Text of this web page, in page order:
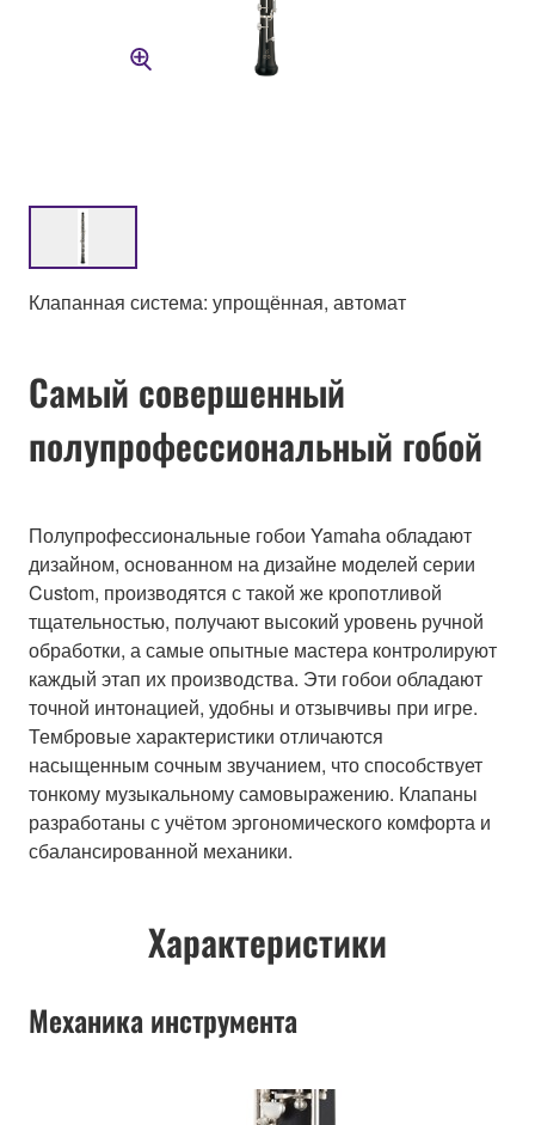
Клапанная система: упрощённая, автомат
Самый совершенный
полупрофессиональный гобой
Полупрофессиональные гобои Yamaha обладают
дизайном, основанном на дизайне моделей серии
Custom, производятся с такой же кропотливой
тщательностью, получают высокий уровень ручной
обработки, а самые опытные мастера контролируют
каждый этап их производства. Эти гобои обладают
точной интонацией, удобны и отзывчивы при игре.
Тембровые характеристики отличаются
насыщенным сочным звучанием, что способствует
тонкому музыкальному самовыражению. Клапаны
разработаны с учётом эргономического комфорта и
сбалансированной механики.
Характеристики
Механика инструмента